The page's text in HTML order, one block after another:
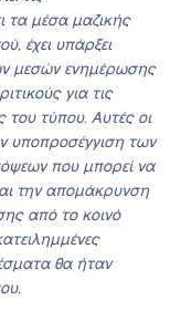
τα μέσα μαζικής
έχει υπάρξει
μεσών ενημέρωσης
για τις
του τύπου. Αυτές οι
υποπροσέγγιση των
που μπορεί να
την απομάκρυνση
από το κοινό
θα ήταν